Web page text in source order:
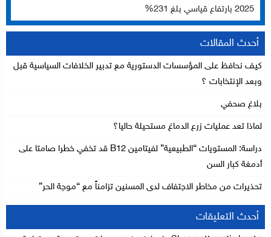
2025 بارتفاع قياسي بلغ 231%
أحدث المقالات
كيف نحافظ على المؤسسات الدستورية مع تدبير الخلافات السياسية قبل
وبعد الإنتخابات ؟
بلاغ صحفي
لماذا تعد عمليات زرع الدماغ مستحيلة حاليا؟
دراسة: المستويات “الطبيعية” لفيتامين B12 قد تخفي خطرا صامتا على
أدمغة كبار السن
تحذيرات من مخاطر الاجتفاف لدى المسنين تزامناً مع “موجة الحر”
أحدث التعليقات